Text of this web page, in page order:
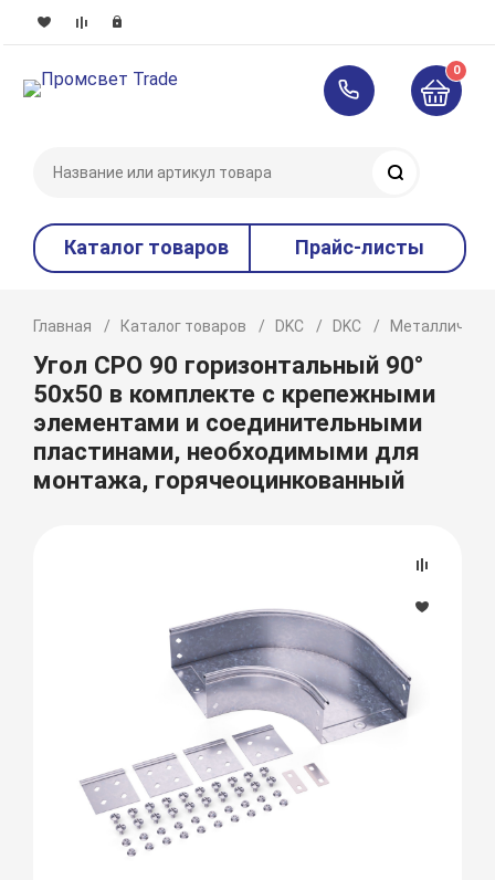
0
Каталог товаров Прайс-листы
Главная Каталог товаров DKC DKC
Угол CPO 90 горизонтальный 90°
50х50 в комплекте с крепежными
элементами и соединительными
пластинами, необходимыми для
монтажа, горячеоцинкованный